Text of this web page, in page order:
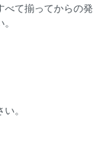
べて揃ってからの発
。